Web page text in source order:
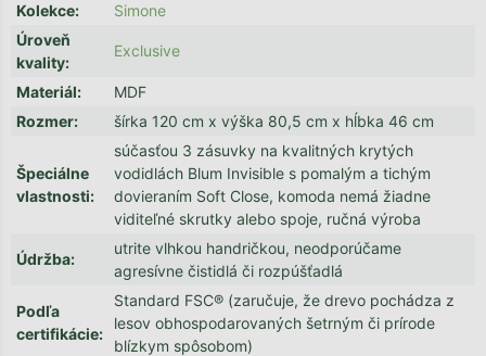
Kolekce:
Simone
Úroveň
kvality:
Exclusive
Materiál:
MDF
Rozmer: šírka 120 cm x výška 80,5 cm x hĺbka 46 cm
Špeciálne
vlastnosti:
súčasťou 3 zásuvky na kvalitných krytých
vodidlách Blum Invisible s pomalým a tichým
dovieraním Soft Close, komoda nemá žiadne
viditeľné skrutky alebo spoje, ručná výroba
Údržba:
utrite vlhkou handričkou, neodporúčame
agresívne čistidlá či rozpúšťadlá
Podľa
certifikácie:
Standard FSC® (zaručuje, že drevo pochádza z
lesov obhospodarovaných šetrným či prírode
blízkym spôsobom)